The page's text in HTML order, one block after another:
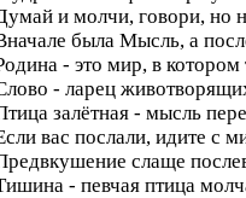
и молчи, говори, но
была Мысль, а
- это мир, в
- ларец
залётная - мысль
вас послали, идите с
слаще
- певчая птица